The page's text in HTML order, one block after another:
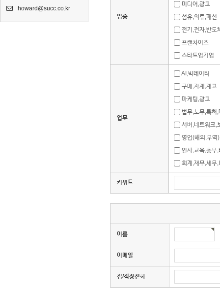
howard@succ.co.kr
업종
미디어,광고
섬유,의류,패션
전기,전자,반도
프랜차이즈
스타트업기업
업무
AI,빅데이터
구매,자재,재고
마케팅,광고
법무,노무,특허,
서버,네트워크,
영업(해외,무역)
인사,교육,총무,
회계,재무,세무
키워드
이름
이메일
집/직장전화